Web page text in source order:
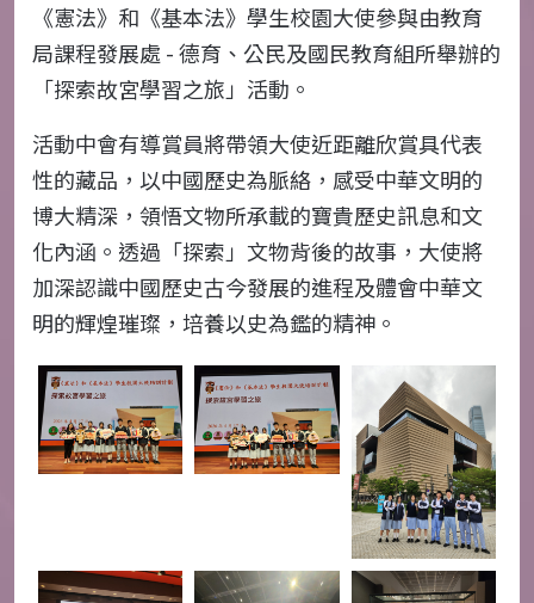
《憲法》和《基本法》學生校園大使參與由教育
局課程發展處 -德育、公民及國民教育組所舉辦的
「探索故宮學習之旅」活動。
活動中會有導賞員將帶領大使近距離欣賞具代表
性的藏品，以中國歷史為脈絡，感受中華文明的
博大精深，領悟文物所承載的寶貴歷史訊息和文
化內涵。透過「探索」文物背後的故事，大使將
加深認識中國歷史古今發展的進程及體會中華文
明的輝煌璀璨，培養以史為鑑的精神。